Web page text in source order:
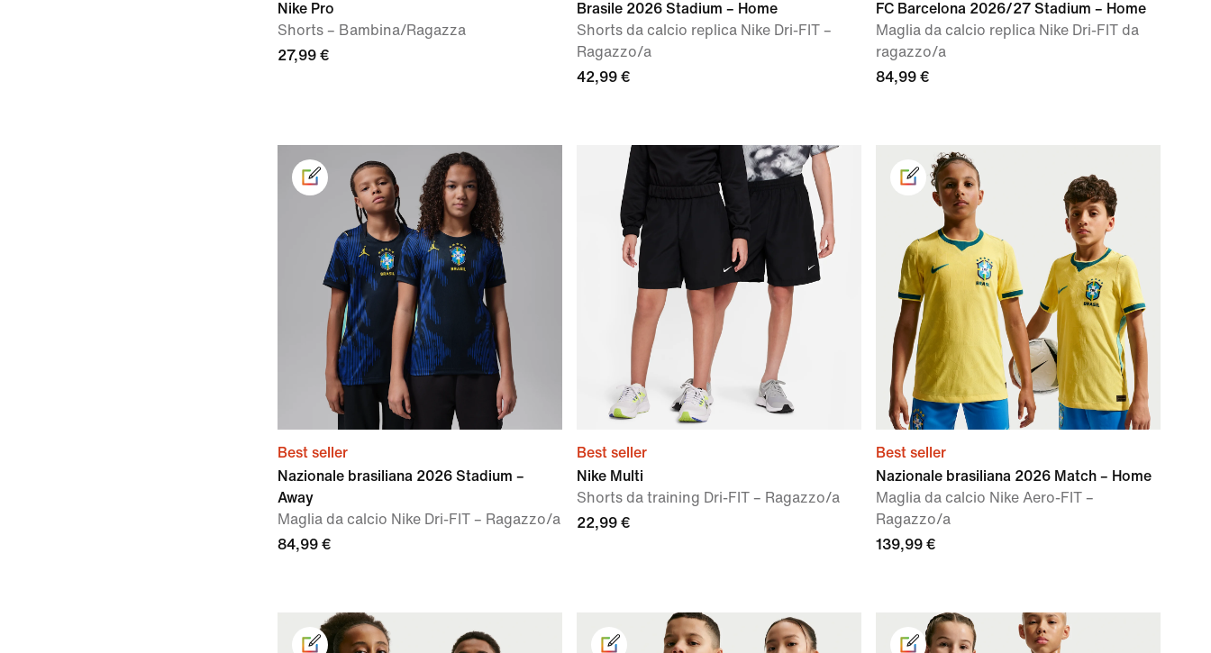
Nike Pro
Shorts – Bambina/Ragazza
27,99 €
Brasile 2026 Stadium – Home
Shorts da calcio replica Nike Dri-FIT –
Ragazzo/a
42,99 €
FC Barcelona 2026/27 Stadium – Home
Maglia da calcio replica Nike Dri-FIT da
ragazzo/a
84,99 €
Best seller
Nazionale brasiliana 2026 Stadium –
Away
Maglia da calcio Nike Dri-FIT – Ragazzo/a
84,99 €
Best seller
Nike Multi
Shorts da training Dri-FIT – Ragazzo/a
22,99 €
Best seller
Nazionale brasiliana 2026 Match – Home
Maglia da calcio Nike Aero-FIT –
Ragazzo/a
139,99 €